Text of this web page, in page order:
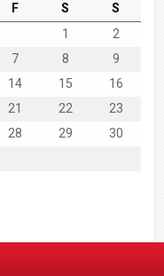
F S
S
1
2
7 8
9
14 15
16
21 22
23
28 29
30